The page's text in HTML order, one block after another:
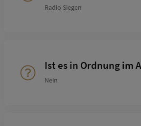
Radio Siegen
Ist es in Ordnung im
Nein